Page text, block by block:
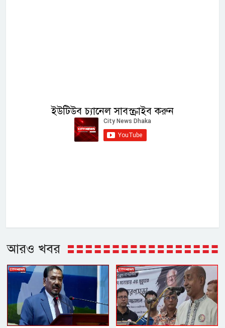
ইউটিউব চ্যানেল সাবস্ক্রাইব করুন
আরও খবর